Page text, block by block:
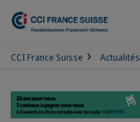
CCI France Suisse Actualités